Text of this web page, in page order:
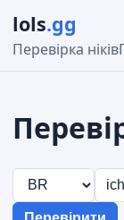
lols.gg
Перевірка ніків